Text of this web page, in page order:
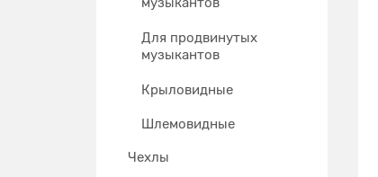
Для продвинутых
музыкантов
Крыловидные
Шлемовидные
Чехлы